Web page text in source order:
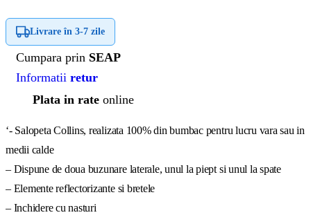
la
121,00
Livrare în 3-7 zile
Cumpara prin SEAP
Informatii retur
Plata in rate online
‘- Salopeta Collins, realizata 100% din bumbac pentru lucru vara sau in
medii calde
– Dispune de doua buzunare laterale, unul la piept si unul la spate
– Elemente reflectorizante si bretele
– Inchidere cu nasturi